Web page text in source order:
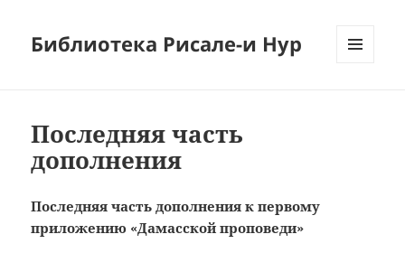
Библиотека Рисале-и Нур
Последняя часть
дополнения
Последняя часть дополнения к первому
приложению «Дамасской проповеди»